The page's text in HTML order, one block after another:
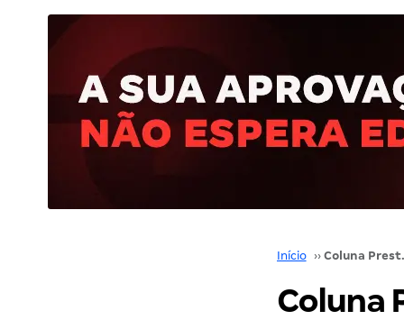
Início ›› Coluna
Coluna